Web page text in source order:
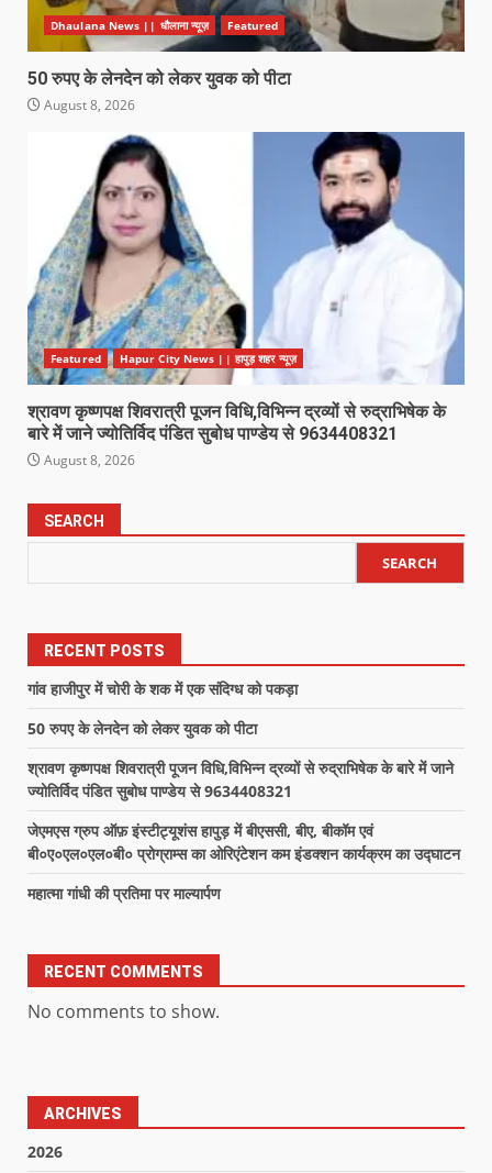
Dhaulana News || धौलाना न्यूज़ Featured
50 रुपए के लेनदेन को लेकर युवक को पीटा
August 8, 2026
Featured Hapur City News || हापुड़ शहर न्यूज़
श्रावण कृष्णपक्ष शिवरात्री पूजन विधि,विभिन्न द्रव्यों से रुद्राभिषेक के
बारे में जाने ज्योतिर्विद पंडित सुबोध पाण्डेय से 9634408321
August 8, 2026
SEARCH
SEARCH
RECENT POSTS
गांव हाजीपुर में चोरी के शक में एक संदिग्ध को पकड़ा
50 रुपए के लेनदेन को लेकर युवक को पीटा
श्रावण कृष्णपक्ष शिवरात्री पूजन विधि,विभिन्न द्रव्यों से रुद्राभिषेक के बारे में जाने
ज्योतिर्विद पंडित सुबोध पाण्डेय से 9634408321
जेएमएस ग्रुप ऑफ़ इंस्टीट्यूशंस हापुड़ में बीएससी, बीए, बीकॉम एवं
बी०ए०एल०एल०बी० प्रोग्राम्स का ओरिएंटेशन कम इंडक्शन कार्यक्रम का उद्घाटन
महात्मा गांधी की प्रतिमा पर माल्यार्पण
RECENT COMMENTS
No comments to show.
ARCHIVES
2026